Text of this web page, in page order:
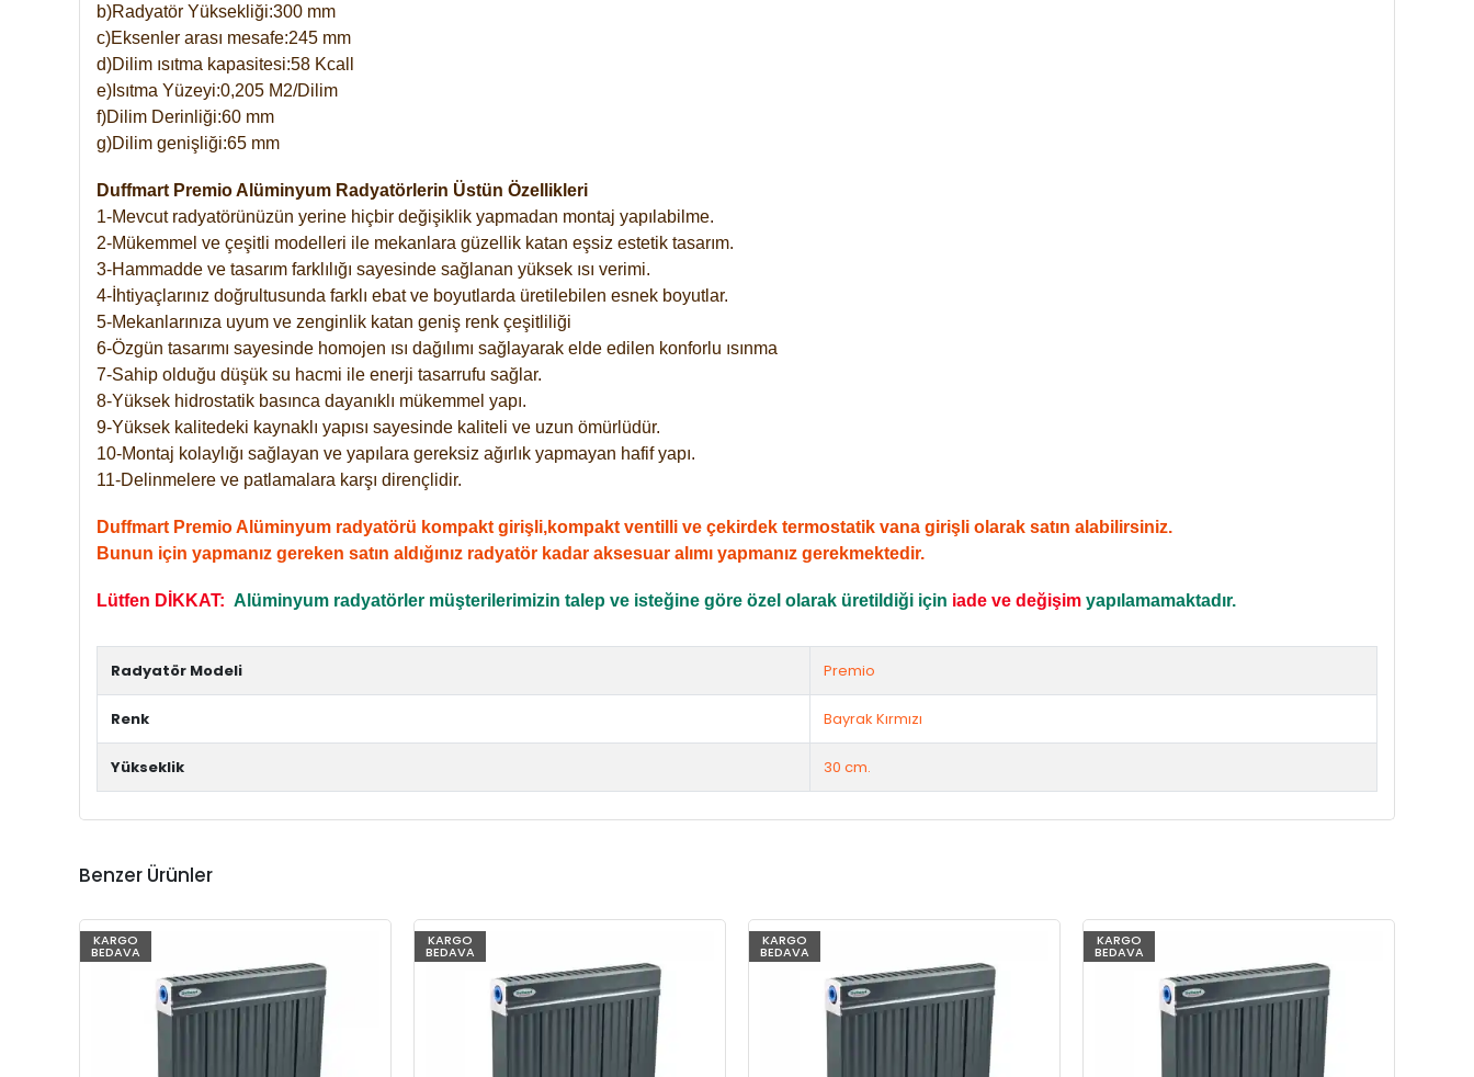
b)Radyatör Yüksekliği:300 mm
c)Eksenler arası mesafe:245 mm
d)Dilim ısıtma kapasitesi:58 Kcall
e)Isıtma Yüzeyi:0,205 M2/Dilim
f)Dilim Derinliği:60 mm
g)Dilim genişliği:65 mm
Duffmart Premio Alüminyum Radyatörlerin Üstün Özellikleri
1-Mevcut radyatörünüzün yerine hiçbir değişiklik yapmadan montaj yapılabilme.
2-Mükemmel ve çeşitli modelleri ile mekanlara güzellik katan eşsiz estetik tasarım.
3-Hammadde ve tasarım farklılığı sayesinde sağlanan yüksek ısı verimi.
4-İhtiyaçlarınız doğrultusunda farklı ebat ve boyutlarda üretilebilen esnek boyutlar.
5-Mekanlarınıza uyum ve zenginlik katan geniş renk çeşitliliği
6-Özgün tasarımı sayesinde homojen ısı dağılımı sağlayarak elde edilen konforlu ısınma
7-Sahip olduğu düşük su hacmi ile enerji tasarrufu sağlar.
8-Yüksek hidrostatik basınca dayanıklı mükemmel yapı.
9-Yüksek kalitedeki kaynaklı yapısı sayesinde kaliteli ve uzun ömürlüdür.
10-Montaj kolaylığı sağlayan ve yapılara gereksiz ağırlık yapmayan hafif yapı.
11-Delinmelere ve patlamalara karşı dirençlidir.
Duffmart Premio Alüminyum radyatörü kompakt girişli,kompakt ventilli ve çekirdek termostatik vana girişli olarak satın alabilirsiniz.
Bunun için yapmanız gereken satın aldığınız radyatör kadar aksesuar alımı yapmanız gerekmektedir.
Lütfen DİKKAT: Alüminyum radyatörler müşterilerimizin talep ve isteğine göre özel olarak üretildiği için iade ve değişim yapılamamaktadır.
Radyatör Modeli Premio
Renk Bayrak Kırmızı
Yükseklik 30 cm.
Benzer Ürünler
KARGO
BEDAVA
KARGO
BEDAVA
KARGO
BEDAVA
KARGO
BEDAVA